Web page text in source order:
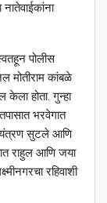
नातेवाईकांना
पोलीस
मोतीराम कांबळे
केला होता. गुन्हा
भरवेगात
सुटले आणि
राहुल आणि जया
रहिवाशी